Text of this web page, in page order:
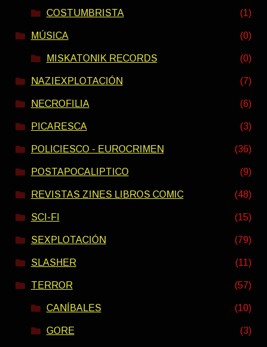
COSTUMBRISTA (1)
MÚSICA (0)
MISKATONIK RECORDS (0)
NAZIEXPLOTACIÓN (7)
NECROFILIA (6)
PICARESCA (3)
POLICIESCO - EUROCRIMEN (36)
POSTAPOCALIPTICO (9)
REVISTAS ZINES LIBROS COMIC (48)
SCI-FI (15)
SEXPLOTACIÓN (79)
SLASHER (11)
TERROR (57)
CANÍBALES (10)
GORE (3)